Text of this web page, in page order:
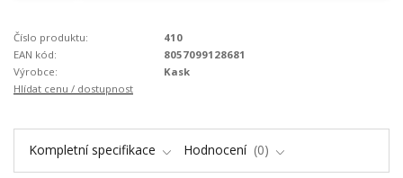
Číslo produktu:
410
EAN kód:
8057099128681
Výrobce:
Kask
Hlídat cenu / dostupnost
Kompletní specifikace Hodnocení 0